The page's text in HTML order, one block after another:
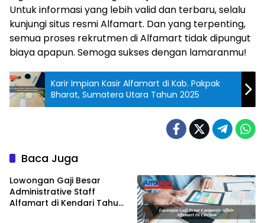
Untuk informasi yang lebih valid dan terbaru, selalu
kunjungi situs resmi Alfamart. Dan yang terpenting,
semua proses rekrutmen di Alfamart tidak dipungut
biaya apapun. Semoga sukses dengan lamaranmu!
Karir Impian Kasir Alfamart di Kab. Pakpak
Bharat, Sumatera Utara Tahun 2025
Baca Juga
Lowongan Gaji Besar
Administrative Staff
Alfamart di Kendari Tahun